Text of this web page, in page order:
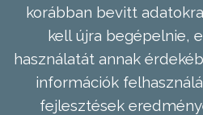
korábban bevitt
kell újra begépelnie,
használatát annak
információk
fejlesztések